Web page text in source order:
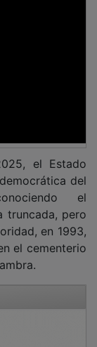
el Estado
del
el
truncada, pero
en 1993,
el cementerio